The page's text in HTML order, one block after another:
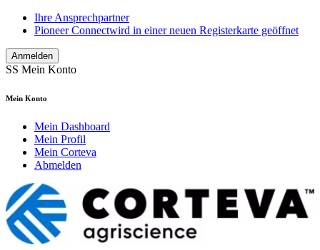
Ihre Ansprechpartner
Pioneer Connectwird in einer neuen Registerkarte geöffnet
Anmelden
SS Mein Konto
Mein Konto
Mein Dashboard
Mein Profil
Mein Corteva
Abmelden